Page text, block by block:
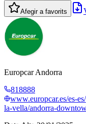
Afegir a favorits
Europcar Andorra
818888
www.europcar.es/es-
la-vella/andorra-